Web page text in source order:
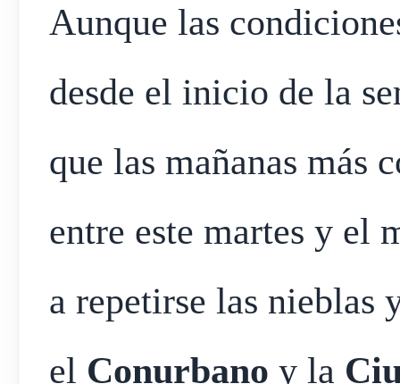
Aunque las
desde el inicio de la
que las mañanas más
entre este martes y el
a repetirse las nieblas
el Conurbano y la